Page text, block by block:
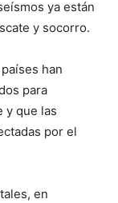
ya están
y socorro.
han
para
y que las
por el
en